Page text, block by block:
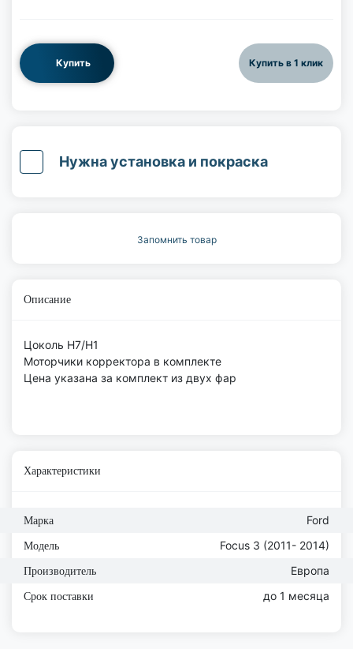
Купить Купить в 1 клик
Нужна установка и покраска
Запомнить товар
Описание
Цоколь H7/H1
Моторчики корректора в комплекте
Цена указана за комплект из двух фар
Характеристики
Марка Ford
Модель Focus 3 (2011- 2014)
Производитель Европа
Срок поставки до 1 месяца